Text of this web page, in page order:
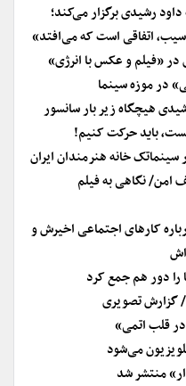
رشیدی برگزار می‌کند؛
اتفاقی است که می‌افتد»
در «فیلم و عکس با انرژی»
در موزه سینما
هیچگاه زیر بار سانسور
باید حرکت کنیم!
سینماتک خانه هنرمندان ایران
امن/ نگاهی به فیلم
کارهای اجتماعی اخیرش و
را دور هم جمع کرد
/ گزارش تصویری
قلب اتمی»
می‌شود
منتشر شد